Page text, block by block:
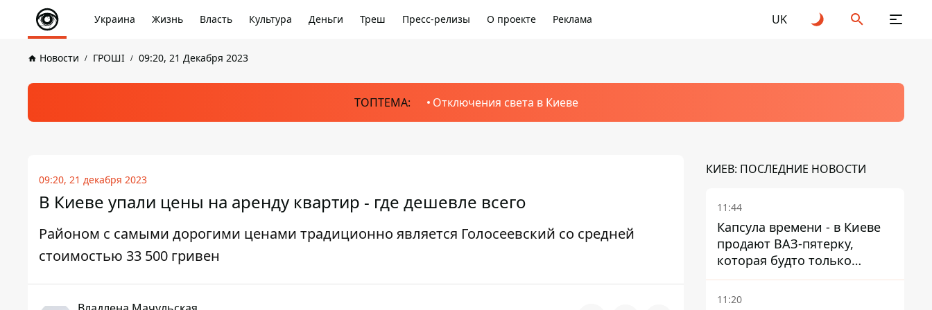
Украина Жизнь Власть Культура Деньги Треш Пресс-релизы О проекте Реклама UK
Новости ГРОШІ 09:20, 21 Декабря 2023
ТОПТЕМА: Отключения света в Киеве
09:20, 21 декабря 2023
В Киеве упали цены на аренду квартир - где дешевле всего
Районом с самыми дорогими ценами традиционно является Голосеевский со средней
стоимостью 33 500 гривен
КИЕВ: ПОСЛЕДНИЕ НОВОСТИ
11:44
Капсула времени - в Киеве
продают ВАЗ-пятерку,
которая будто только
сошла с конвейера
11:20